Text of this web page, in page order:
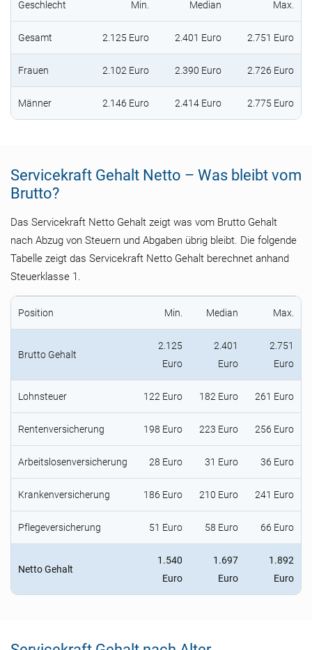
Geschlecht Min. Median Max.
Gesamt 2.125 Euro 2.401 Euro 2.751 Euro
Frauen 2.102 Euro 2.390 Euro 2.726 Euro
Männer 2.146 Euro 2.414 Euro 2.775 Euro
Servicekraft Gehalt Netto – Was bleibt vom
Brutto?
Das Servicekraft Netto Gehalt zeigt was vom Brutto Gehalt
nach Abzug von Steuern und Abgaben übrig bleibt. Die folgende
Tabelle zeigt das Servicekraft Netto Gehalt berechnet anhand
Steuerklasse 1.
Position Min. Median Max.
Brutto Gehalt
2.125
Euro
2.401
Euro
2.751
Euro
Lohnsteuer 122 Euro 182 Euro 261 Euro
Rentenversicherung 198 Euro 223 Euro 256 Euro
Arbeitslosenversicherung 28 Euro 31 Euro 36 Euro
Krankenversicherung 186 Euro 210 Euro 241 Euro
Pflegeversicherung 51 Euro 58 Euro 66 Euro
Netto Gehalt
1.540
Euro
1.697
Euro
1.892
Euro